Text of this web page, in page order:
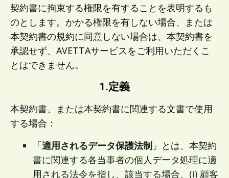
契約書に拘束する権限を有することを表明するも
のとします。かかる権限を有しない場合、または
本契約書の規約に同意しない場合は、本契約書を
承認せず、AVETTAサービスをご利用いただくこ
とはできません。
1.定義
本契約書、または本契約書に関連する文書で使用
する場合：
「適用されるデータ保護法制 」とは、本契約
書に関連する各当事者の個人データ処理に適
用される法令を指し、該当する場合、(i) 顧客